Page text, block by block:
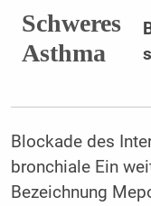
Schweres
Asthma
Blockade des
bronchiale Ein
Bezeichnung